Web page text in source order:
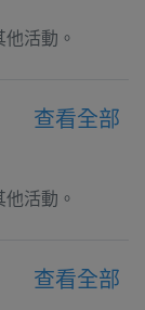
活動。
查看全部
活動。
查看全部